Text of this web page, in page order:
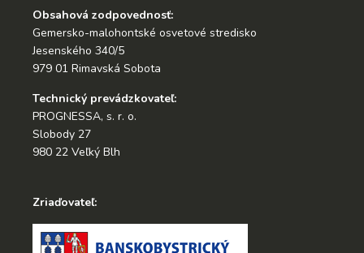
Obsahová zodpovednosť:
Gemersko-malohontské osvetové stredisko
Jesenského 340/5
979 01 Rimavská Sobota
Technický prevádzkovateľ:
PROGNESSA, s. r. o.
Slobody 27
980 22 Veľký Blh
Zriaďovateľ: